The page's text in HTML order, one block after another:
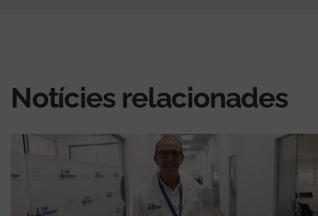
Notícies relacionades